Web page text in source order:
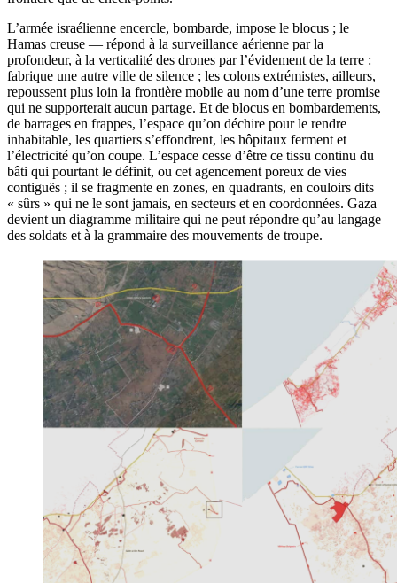
L’armée israélienne encercle, bombarde, impose le blocus ; le
Hamas creuse — répond à la surveillance aérienne par la
profondeur, à la verticalité des drones par l’évidement de la terre :
fabrique une autre ville de silence ; les colons extrémistes, ailleurs,
repoussent plus loin la frontière mobile au nom d’une terre promise
qui ne supporterait aucun partage. Et de blocus en bombardements,
de barrages en frappes, l’espace qu’on déchire pour le rendre
inhabitable, les quartiers s’effondrent, les hôpitaux ferment et
l’électricité qu’on coupe. L’espace cesse d’être ce tissu continu du
bâti qui pourtant le définit, ou cet agencement poreux de vies
contiguës ; il se fragmente en zones, en quadrants, en couloirs dits
« sûrs » qui ne le sont jamais, en secteurs et en coordonnées. Gaza
devient un diagramme militaire qui ne peut répondre qu’au langage
des soldats et à la grammaire des mouvements de troupe.